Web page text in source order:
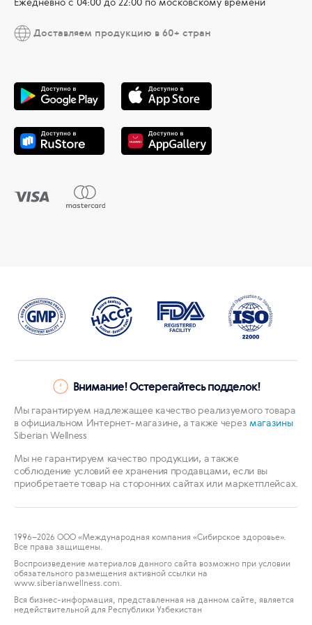
Доставляем продукцию в 60+ стран
Внимание! Остерегайтесь подделок!
Мы гарантируем надлежащее качество реализуемого товара
в официальном Интернет-магазине, а также через магазины
Siberian Wellness
Мы не гарантируем качество продукции, а также
соблюдение условий ее хранения продавцами, если вы
приобретаете товар на сторонних сайтах или маркетплейсах.
1996–2026 ООО «Международная компания «Сибирское здоровье».
Все права защищены.
Воспроизведение материалов данного сайта возможно при условии
обязательного размещения активной ссылки на
www.siberianwellness.com.
Вся бизнес-информация, представленная на данном сайте, является
недействительной для Республики Узбекистан